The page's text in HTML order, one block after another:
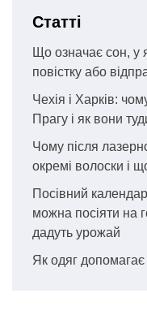
Статті
Що означає сон, у
повістку або
Чехія і Харків:
Прагу і як вони
Чому після
окремі волоски і
Посівний
можна посіяти на
дадуть урожай
Як одяг